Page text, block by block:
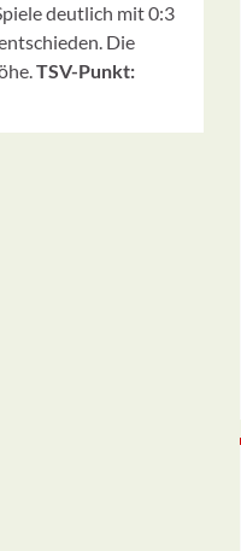
deutlich mit 0:3
Die
TSV-Punkt: